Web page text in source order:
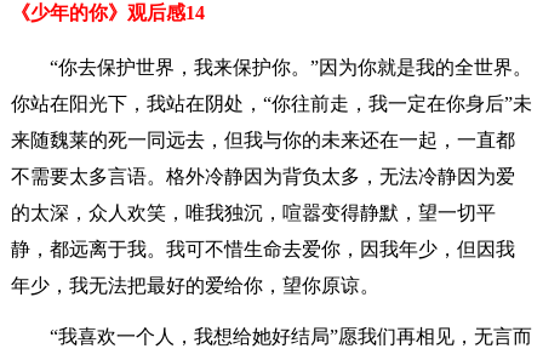
《少年的你》观后感14
“你去保护世界，我来保护你。”因为你就是我的全世界。
你站在阳光下，我站在阴处，“你往前走，我一定在你身后”未
来随魏莱的死一同远去，但我与你的未来还在一起，一直都
不需要太多言语。格外冷静因为背负太多，无法冷静因为爱
的太深，众人欢笑，唯我独沉，喧嚣变得静默，望一切平
静，都远离于我。我可不惜生命去爱你，因我年少，但因我
年少，我无法把最好的爱给你，望你原谅。
“我喜欢一个人，我想给她好结局”愿我们再相见，无言而